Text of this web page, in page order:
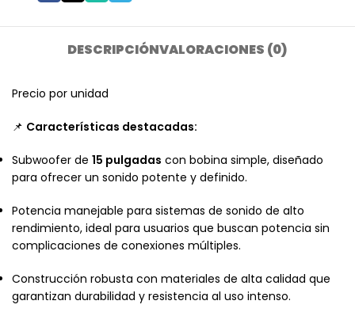
DESCRIPCIÓNVALORACIONES (0)
Precio por unidad
📌 Características destacadas:
Subwoofer de 15 pulgadas con bobina simple, diseñado
para ofrecer un sonido potente y definido.
Potencia manejable para sistemas de sonido de alto
rendimiento, ideal para usuarios que buscan potencia sin
complicaciones de conexiones múltiples.
Construcción robusta con materiales de alta calidad que
garantizan durabilidad y resistencia al uso intenso.